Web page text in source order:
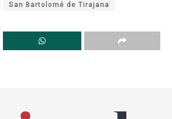
San Bartolomé de Tirajana